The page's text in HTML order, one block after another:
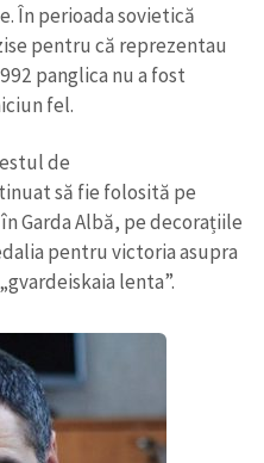
În perioada sovietică
pentru că reprezentau
panglica nu a fost
fel.
de
să fie folosită pe
Garda Albă, pe decorațiile
pentru victoria asupra
lenta”.